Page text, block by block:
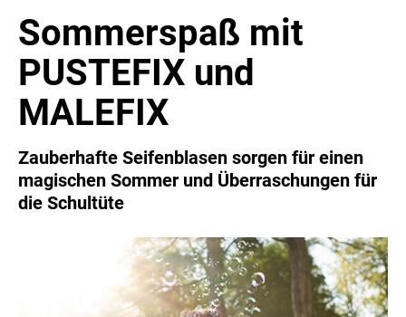
SWORDFISH
AWOL VISION
CARRERA
EORA
PROF. GEORGE BIRKMAYER NADH
META COMMUNICATION
Sommerspaß mit
PUSTEFIX und
MALEFIX
Zauberhafte Seifenblasen sorgen für einen
magischen Sommer und Überraschungen für
die Schultüte